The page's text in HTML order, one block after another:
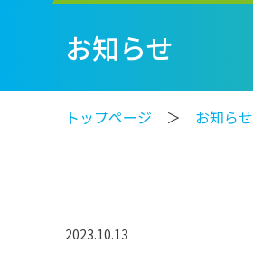
お知らせ
トップページ ＞ お知らせ
2023.10.13